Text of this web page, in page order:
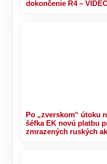
dokončenie R4 –
Po „zverskom“ útoku
šéfka EK novú platbu
zmrazených ruských